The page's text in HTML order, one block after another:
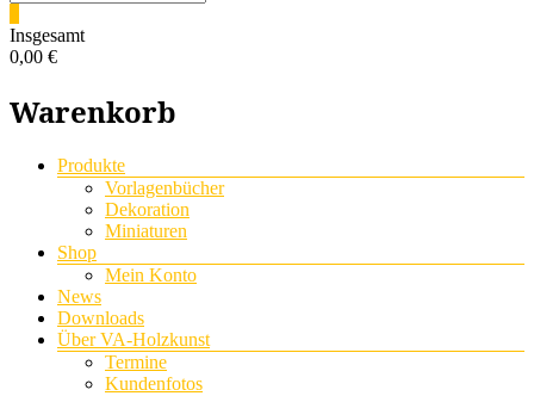
Insgesamt
0,00 €
Warenkorb
Menü
Produkte
Vorlagenbücher
Dekoration
Miniaturen
Shop
Mein Konto
News
Downloads
Über VA-Holzkunst
Termine
Kundenfotos